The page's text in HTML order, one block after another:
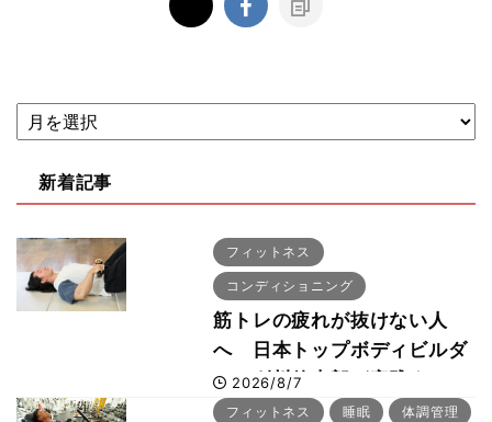
新着記事
フィットネス
コンディショニング
筋トレの疲れが抜けない人
へ 日本トップボディビルダ
ー・刈川啓志郎が実践する
「回復習慣」
2026/8/7
フィットネス 睡眠 体調管理